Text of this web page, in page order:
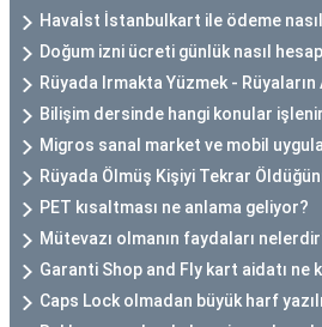
Havaİst İstanbulkart ile ödeme nasıl
Doğum izni ücreti günlük nasıl
Rüyada Irmakta Yüzmek - Rüyaların
Bilişim dersinde hangi konular
Migros sanal market ve mobil
Rüyada Ölmüş Kişiyi Tekrar
PET kısaltması ne anlama geliyor?
Mütevazı olmanın faydaları
Garanti Shop and Fly kart aidatı ne
Caps Lock olmadan büyük harf